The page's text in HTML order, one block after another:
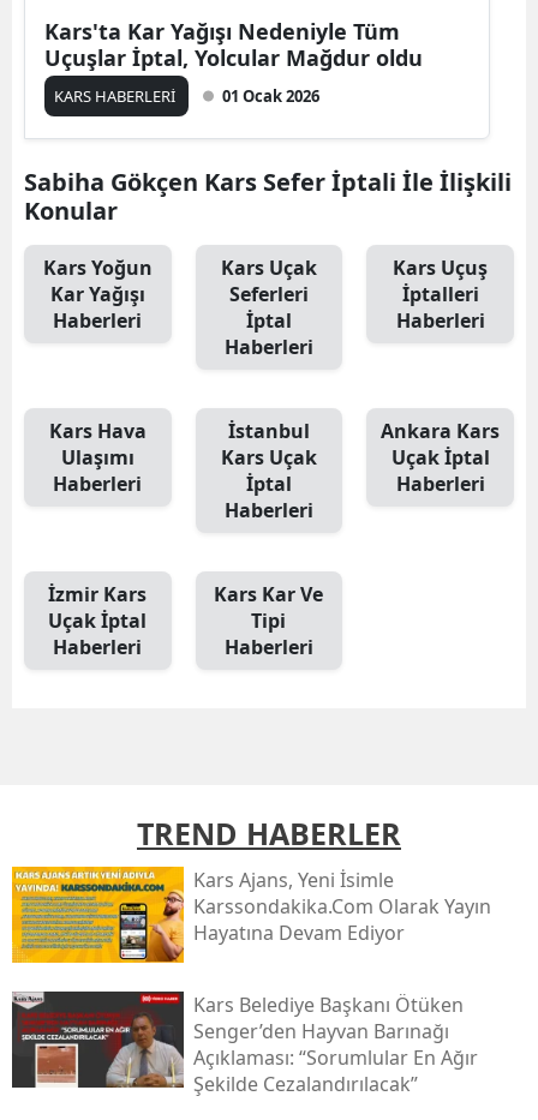
Diyarbakır
Edirne
Erzincan
Eskişehir
Gaziantep
Gümüşhane
Hakkari
Kırklareli
Kocaeli
Konya
Kars'ta Kar Yağışı Nedeniyle Tüm
Uçuşlar İptal, Yolcular Mağdur oldu
KARS HABERLERİ 01 Ocak 2026
Sabiha Gökçen Kars Sefer İptali İle İlişkili
Konular
Kars Yoğun
Kar Yağışı
Haberleri
Kars Uçak
Seferleri
İptal
Haberleri
Kars Uçuş
İptalleri
Haberleri
Kars Hava
Ulaşımı
Haberleri
İstanbul
Kars Uçak
İptal
Haberleri
Ankara Kars
Uçak İptal
Haberleri
İzmir Kars
Uçak İptal
Haberleri
Kars Kar Ve
Tipi
Haberleri
TREND HABERLER
Kars Ajans, Yeni İsimle
Karssondakika.com Olarak Yayın
Hayatına Devam Ediyor
Kars Belediye Başkanı Ötüken
Senger’den Hayvan Barınağı
Açıklaması: “sorumlular En Ağır
Şekilde Cezalandırılacak”